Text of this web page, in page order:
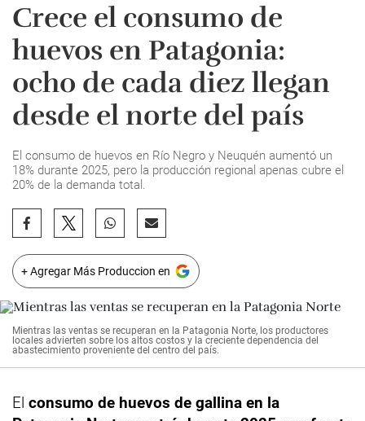
Crece el consumo de
huevos en Patagonia:
ocho de cada diez llegan
desde el norte del país
El consumo de huevos en Río Negro y Neuquén aumentó un
18% durante 2025, pero la producción regional apenas cubre el
20% de la demanda total.
+ Agregar Más Produccion en
Mientras las ventas se recuperan en la Patagonia Norte, los productores
locales advierten sobre los altos costos y la creciente dependencia del
abastecimiento proveniente del centro del país.
El consumo de huevos de gallina en la